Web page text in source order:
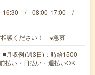
16:30 / 08:00-17:00 /
相談ください！ ※急募
月収例(週3日)：時給1500
い・日払い・週払いOK